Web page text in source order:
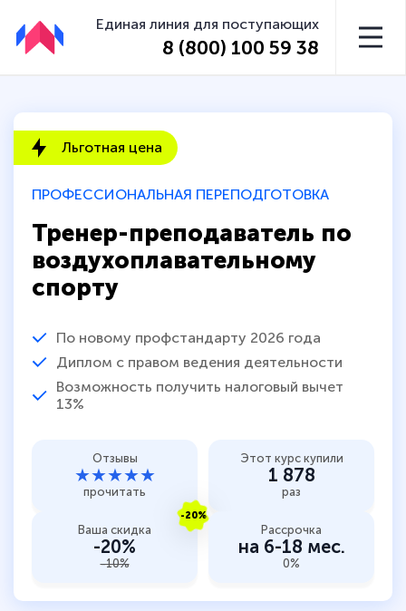
Единая линия для поступающих
8 (800) 100 59 38
ПРОФЕССИОНАЛЬНАЯ ПЕРЕПОДГОТОВКА
Тренер-преподаватель по
воздухоплавательному
спорту
По новому профстандарту 2026 года
Диплом с правом ведения деятельности
Возможность получить налоговый вычет
13%
Льготная цена
Отзывы
★★★★★
прочитать
Этот курс купили
1 878
раз
-20%
Ваша скидка
-20%
-10%
Рассрочка
на 6-18 мес.
0%